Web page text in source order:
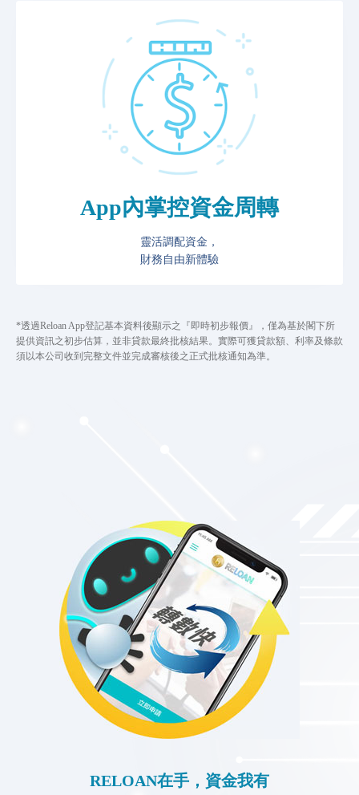
App內掌控資金周轉
靈活調配資金，
財務自由新體驗
*透過Reloan App登記基本資料後顯示之『即時初步報價』，僅為基於閣下所
提供資訊之初步估算，並非貸款最終批核結果。實際可獲貸款額、利率及條款
須以本公司收到完整文件並完成審核後之正式批核通知為準。
RELOAN在手，資金我有